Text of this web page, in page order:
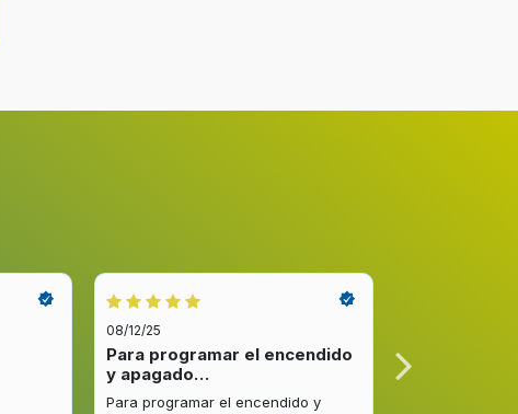
08/12/25
Para programar el encendido
y apagado…
Para programar el encendido y
venta y…